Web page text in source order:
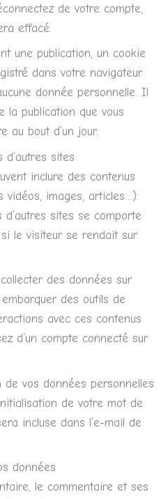
de votre compte,
effacé.
une publication, un cookie
dans votre navigateur.
donnée personnelle. Il
la publication que vous
au bout d’un jour.
d’autres sites
inclure des contenus
images, articles…).
sites se comporte
le visiteur se rendait sur
des données sur
des outils de
avec ces contenus
d’un compte connecté sur
vos données personnelles
de votre mot de
incluse dans l’e-mail de
données
le commentaire et ses